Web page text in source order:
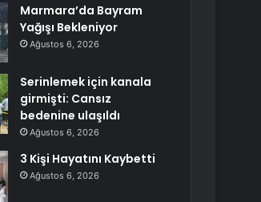
Marmara’da Bayram
Yağışı Bekleniyor
Ağustos 6, 2026
Serinlemek için kanala
girmişti: Cansız
bedenine ulaşıldı
Ağustos 6, 2026
3 Kişi Hayatını Kaybetti
Ağustos 6, 2026